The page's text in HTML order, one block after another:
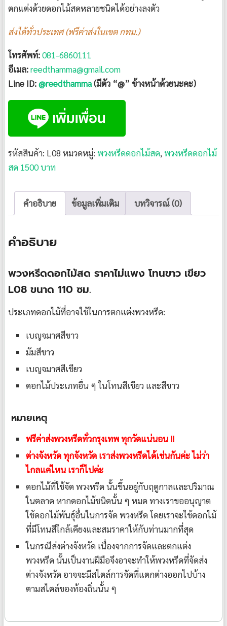
ตกแต่งด้วยดอกไม้สดหลายชนิดได้อย่างลงตัว
ส่งได้ทั่วประเทศ (ฟรีค่าส่งในเขต กทม.)
โทรศัพท์:081-6860111
อีเมล:reedthamma@gmail.com
Line ID:@reedthamma(มีตัว “@” ข้างหน้าด้วยนะคะ)
รหัสสินค้า: L08 หมวดหมู่: พวงหรีดดอกไม้สด, พวงหรีดดอกไม้
สด 1500 บาท
คำอธิบาย ข้อมูลเพิ่มเติม บทวิจารณ์ (0)
คำอธิบาย
พวงหรีดดอกไม้สด ราคาไม่แพง โทนขาว เขียว
L08 ขนาด 110 ซม.
ประเภทดอกไม้ที่อาจใช้ในการตกแต่งพวงหรีด:
เบญจมาศสีขาว
มัมสีขาว
เบญจมาศสีเขียว
ดอกไม้ประเภทอื่น ๆ ในโทนสีเขียว และสีขาว
หมายเหตุ
ฟรีค่าส่งพวงหรีดทั่วกรุงเทพ ทุกวัดแน่นอน !!
ต่างจังหวัด ทุกจังหวัด เราส่งพวงหรีดได้เช่นกันค่ะ ไม่ว่า
ไกลแค่ไหน เราก็ไปค่ะ
ดอกไม้ที่ใช้จัด พวงหรีด นั้นขึ้นอยู่กับฤดูกาลและปริมาณ
ในตลาด หากดอกไม้ชนิดนั้น ๆ หมด ทางเราขออนุญาต
ใช้ดอกไม้พันธุ์อื่นในการจัด พวงหรีด โดยเราจะใช้ดอกไม้
ที่มีโทนสีใกล้เคียงและสมราคาให้กับท่านมากที่สุด
ในกรณีส่งต่างจังหวัด เนื่องจากการจัดและตกแต่ง
พวงหรีด นั้นเป็นงานฝีมือจึงอาจะทำให้พวงหรีดที่จัดส่ง
ต่างจังหวัด อาจจะมีสไตล์การจัดที่แตกต่างออกไปบ้าง
ตามสไตล์ของท้องถิ่นนั้น ๆ